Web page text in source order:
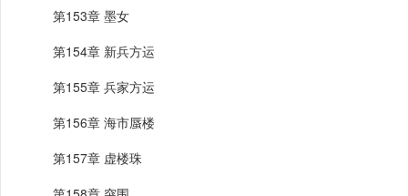
第153章 墨女
第154章 新兵方运
第155章 兵家方运
第156章 海市蜃楼
第157章 虚楼珠